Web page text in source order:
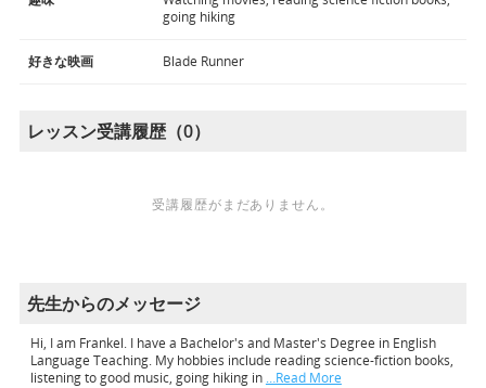
going hiking
好きな映画 Blade Runner
レッスン受講履歴（0）
受講履歴がまだありません。
先生からのメッセージ
Hi, I am Frankel. I have a Bachelor's and Master's Degree in English
Language Teaching. My hobbies include reading science-fiction books,
listening to good music, going hiking in …Read More